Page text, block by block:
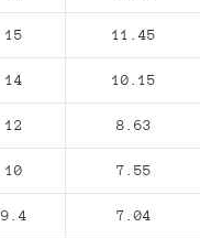
15 11.45
14 10.15
12 8.63
10 7.55
9.4 7.04